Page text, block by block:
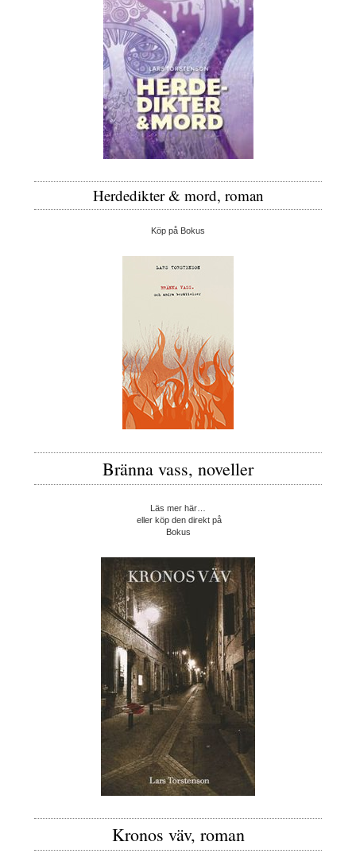
Herdedikter & mord, roman
Köp på Bokus
Bränna vass, noveller
Läs mer här…
eller köp den direkt på
Bokus
Kronos väv, roman